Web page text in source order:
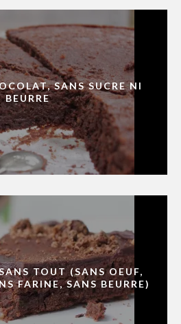
SANS SUCRE NI
BEURRE
TOUT (SANS OEUF,
FARINE, SANS BEURRE)